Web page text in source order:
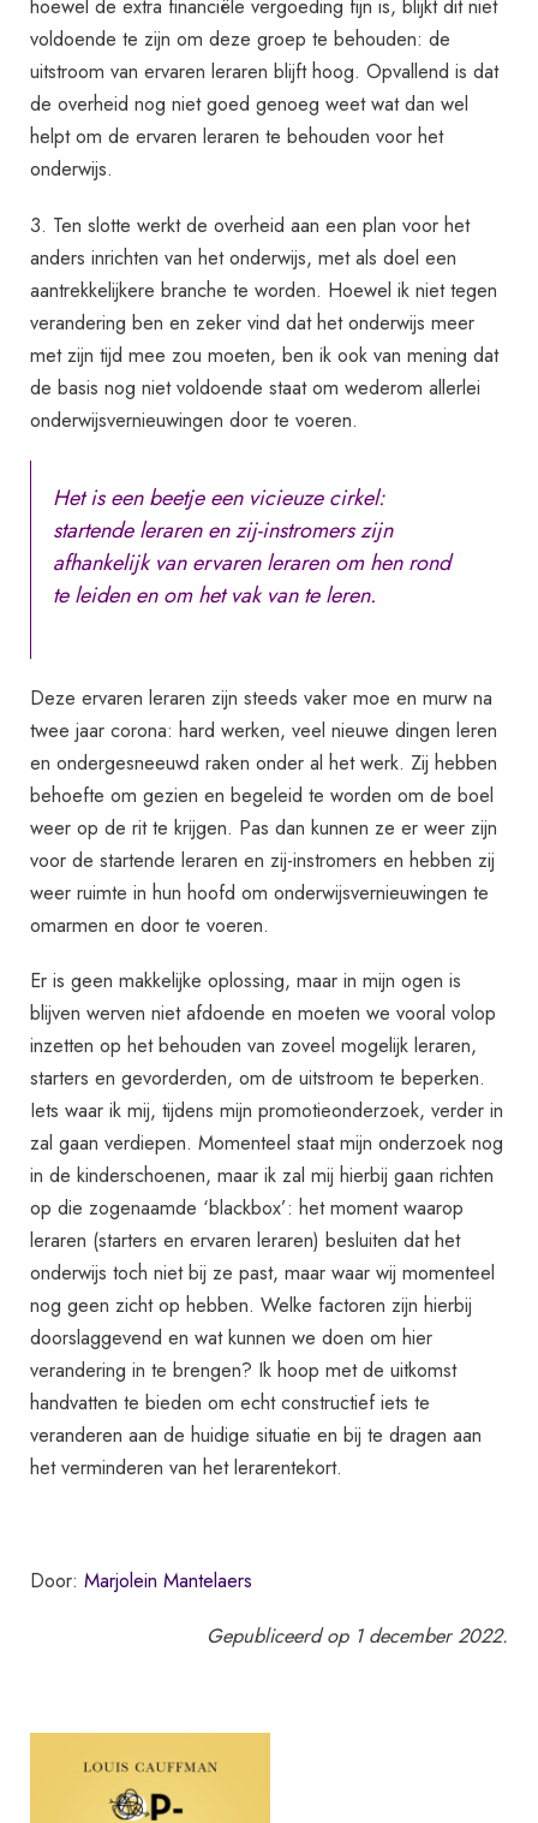
hoewel de extra financiële vergoeding fijn is, blijkt dit niet
voldoende te zijn om deze groep te behouden: de
uitstroom van ervaren leraren blijft hoog. Opvallend is dat
de overheid nog niet goed genoeg weet wat dan wel
helpt om de ervaren leraren te behouden voor het
onderwijs.
3. Ten slotte werkt de overheid aan een plan voor het
anders inrichten van het onderwijs, met als doel een
aantrekkelijkere branche te worden. Hoewel ik niet tegen
verandering ben en zeker vind dat het onderwijs meer
met zijn tijd mee zou moeten, ben ik ook van mening dat
de basis nog niet voldoende staat om wederom allerlei
onderwijsvernieuwingen door te voeren.
Het is een beetje een vicieuze cirkel:
startende leraren en zij-instromers zijn
afhankelijk van ervaren leraren om hen rond
te leiden en om het vak van te leren.
Deze ervaren leraren zijn steeds vaker moe en murw na
twee jaar corona: hard werken, veel nieuwe dingen leren
en ondergesneeuwd raken onder al het werk. Zij hebben
behoefte om gezien en begeleid te worden om de boel
weer op de rit te krijgen. Pas dan kunnen ze er weer zijn
voor de startende leraren en zij-instromers en hebben zij
weer ruimte in hun hoofd om onderwijsvernieuwingen te
omarmen en door te voeren.
Er is geen makkelijke oplossing, maar in mijn ogen is
blijven werven niet afdoende en moeten we vooral volop
inzetten op het behouden van zoveel mogelijk leraren,
starters en gevorderden, om de uitstroom te beperken.
Iets waar ik mij, tijdens mijn promotieonderzoek, verder in
zal gaan verdiepen. Momenteel staat mijn onderzoek nog
in de kinderschoenen, maar ik zal mij hierbij gaan richten
op die zogenaamde ‘blackbox’: het moment waarop
leraren (starters en ervaren leraren) besluiten dat het
onderwijs toch niet bij ze past, maar waar wij momenteel
nog geen zicht op hebben. Welke factoren zijn hierbij
doorslaggevend en wat kunnen we doen om hier
verandering in te brengen? Ik hoop met de uitkomst
handvatten te bieden om echt constructief iets te
veranderen aan de huidige situatie en bij te dragen aan
het verminderen van het lerarentekort.
Door:Marjolein Mantelaers
Gepubliceerd op 1 december 2022.